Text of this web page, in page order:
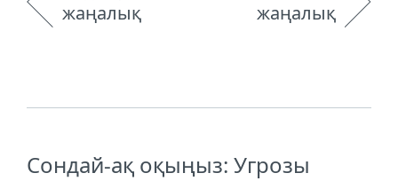
жаңалық
жаңалық
Сондай-ақ оқыңыз: Угрозы